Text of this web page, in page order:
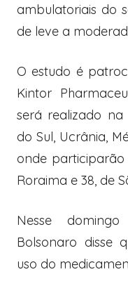
ambulatoriais do
de leve a
O estudo é
Kintor
será realizado na
do Sul, Ucrânia,
onde
Roraima e 38, de
Nesse
Bolsonaro disse
uso do